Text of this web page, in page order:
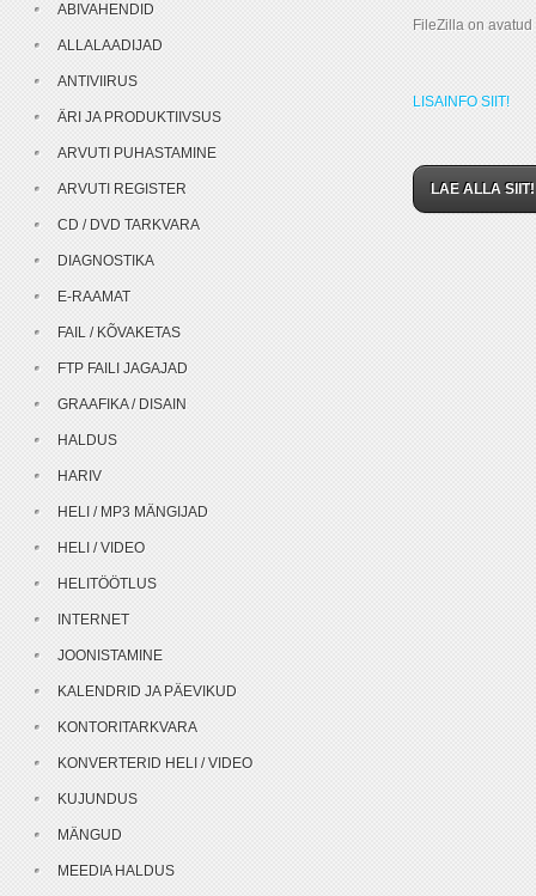
FileZilla on
LISAINFO SIIT!
LAE ALLA SIIT!
ABIVAHENDID
ALLALAADIJAD
ANTIVIIRUS
ÄRI JA PRODUKTIIVSUS
ARVUTI PUHASTAMINE
ARVUTI REGISTER
CD / DVD TARKVARA
DIAGNOSTIKA
E-RAAMAT
FAIL / KÕVAKETAS
FTP FAILI JAGAJAD
GRAAFIKA / DISAIN
HALDUS
HARIV
HELI / MP3 MÄNGIJAD
HELI / VIDEO
HELITÖÖTLUS
INTERNET
JOONISTAMINE
KALENDRID JA PÄEVIKUD
KONTORITARKVARA
KONVERTERID HELI / VIDEO
KUJUNDUS
MÄNGUD
MEEDIA HALDUS